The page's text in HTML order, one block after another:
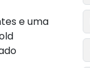
e uma